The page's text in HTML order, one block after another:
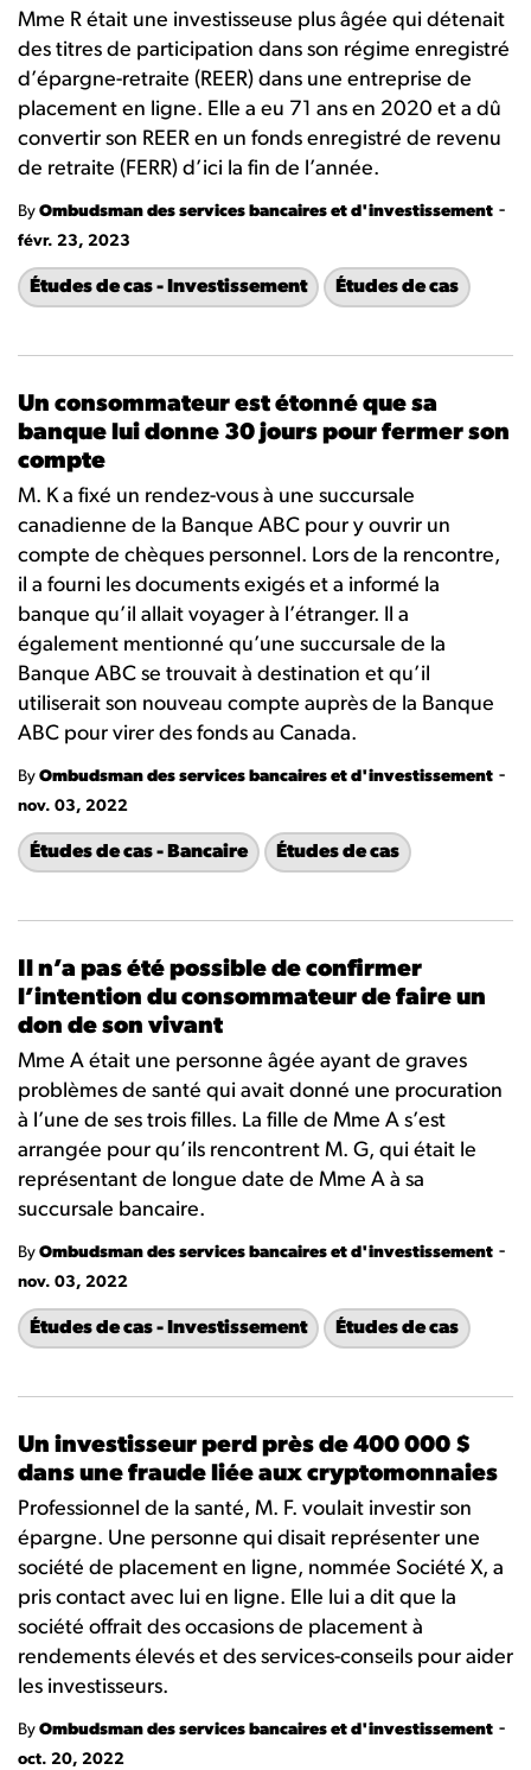
Mme R était une investisseuse plus âgée qui détenait
des titres de participation dans son régime enregistré
d’épargne-retraite (REER) dans une entreprise de
placement en ligne. Elle a eu 71 ans en 2020 et a dû
convertir son REER en un fonds enregistré de revenu
de retraite (FERR) d’ici la fin de l’année.
By Ombudsman des services bancaires et d'investissement -
févr. 23, 2023
Études de cas - Investissement Études de cas
Un consommateur est étonné que sa
banque lui donne 30 jours pour fermer son
compte
M. K a fixé un rendez-vous à une succursale
canadienne de la Banque ABC pour y ouvrir un
compte de chèques personnel. Lors de la rencontre,
il a fourni les documents exigés et a informé la
banque qu’il allait voyager à l’étranger. Il a
également mentionné qu’une succursale de la
Banque ABC se trouvait à destination et qu’il
utiliserait son nouveau compte auprès de la Banque
ABC pour virer des fonds au Canada.
By Ombudsman des services bancaires et d'investissement -
nov. 03, 2022
Études de cas - Bancaire Études de cas
Il n’a pas été possible de confirmer
l’intention du consommateur de faire un
don de son vivant
Mme A était une personne âgée ayant de graves
problèmes de santé qui avait donné une procuration
à l’une de ses trois filles. La fille de Mme A s’est
arrangée pour qu’ils rencontrent M. G, qui était le
représentant de longue date de Mme A à sa
succursale bancaire.
By Ombudsman des services bancaires et d'investissement -
nov. 03, 2022
Études de cas - Investissement Études de cas
Un investisseur perd près de 400 000 $
dans une fraude liée aux cryptomonnaies
Professionnel de la santé, M. F. voulait investir son
épargne. Une personne qui disait représenter une
société de placement en ligne, nommée Société X, a
pris contact avec lui en ligne. Elle lui a dit que la
société offrait des occasions de placement à
rendements élevés et des services-conseils pour aider
les investisseurs.
By Ombudsman des services bancaires et d'investissement -
oct. 20, 2022